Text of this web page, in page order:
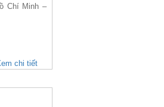
Chí Minh –
chi tiết